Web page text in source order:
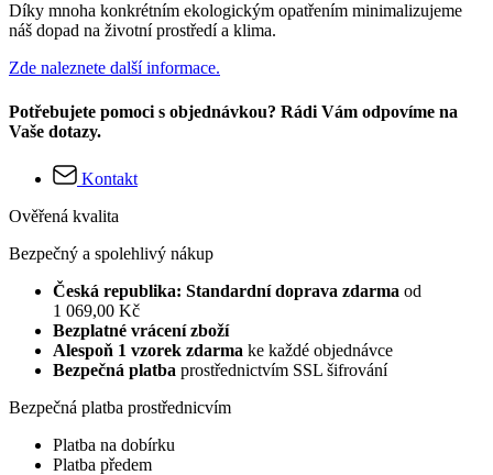
Díky mnoha konkrétním ekologickým opatřením minimalizujeme
náš dopad na životní prostředí a klima.
Zde naleznete další informace.
Potřebujete pomoci s objednávkou? Rádi Vám odpovíme na
Vaše dotazy.
Kontakt
Ověřená kvalita
Bezpečný a spolehlivý nákup
Česká republika: Standardní doprava zdarma od
1 069,00 Kč
Bezplatné vrácení zboží
Alespoň 1 vzorek zdarma ke každé objednávce
Bezpečná platba prostřednictvím SSL šifrování
Bezpečná platba prostřednicvím
Platba na dobírku
Platba předem